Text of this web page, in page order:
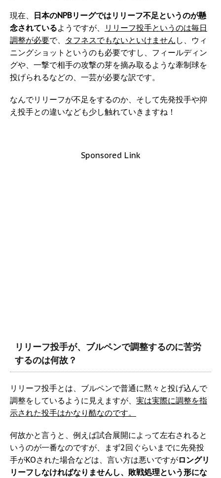
現在、
日本のNPBリーグではリリーフ不足というのが懸
念されているようですが、
リリーフ投手というのは毎日
調整が必要で、 タフネスでもないといけません し、ウィ
ニングショットというのも必要ですし、フィールディン
グや、一撃で相手の攻撃の芽を摘み取るような牽制球を
投げられるなどの、一芸が必要な訳です。
なんでリリーフが不足をするのか、そして先発投手や抑
え投手との違いなども少し触れていきますね！
Sponsored Link
リリーフ投手が、ブルペンで調整するのに苦労
するのは何故？
リリーフ投手とは、ブルペンで普通に黙々と投げ込んで
調整をしているように見えますが、 実は実際に調整を指
示された投手はかなり酷なのです。
何故かと言うと、例えば試合展開によって左右されると
いうのが一番なのですが、まず2回ぐらいまでに先発投
手がKOされた場合などは、言い方は悪いですがロングリ
リーフしなければなりませんし、敗戦処理という形にな